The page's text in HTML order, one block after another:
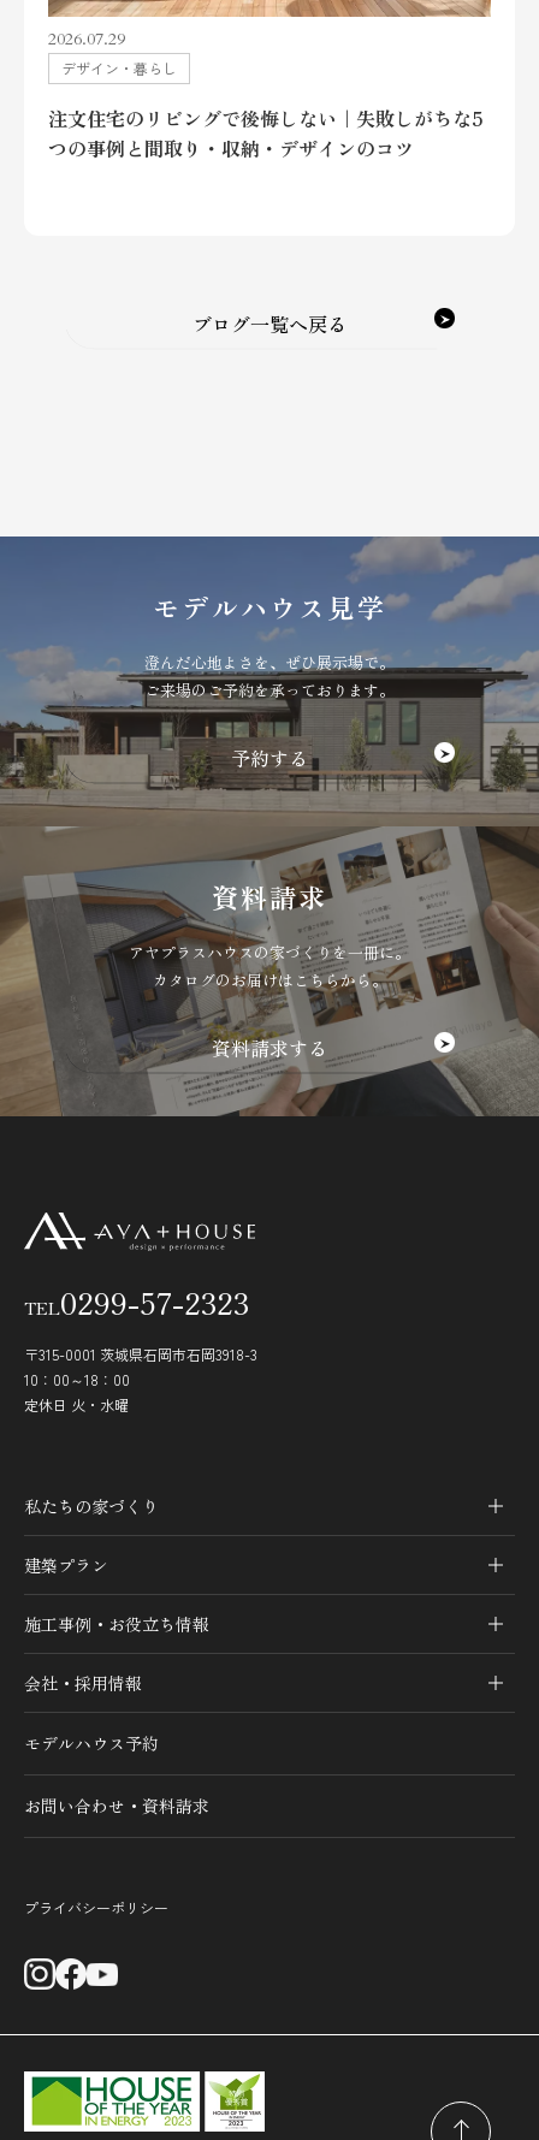
2026.07.29
デザイン・暮らし
注文住宅のリビングで後悔しない｜失敗しがちな5
つの事例と間取り・収納・デザインのコツ
モデルハウス見学
澄んだ心地よさを、ぜひ展示場で。
ご来場のご予約を承っております。
資料請求
アヤプラスハウスの家づくりを一冊に。
カタログのお届けはこちらから。
TEL0299-57-2323
〒315-0001 茨城県石岡市石岡3918-3
10：00～18：00
定休日 火・水曜
私たちの家づくり
建築プラン
施工事例・お役立ち情報
会社・採用情報
モデルハウス予約
お問い合わせ・資料請求
プライバシーポリシー